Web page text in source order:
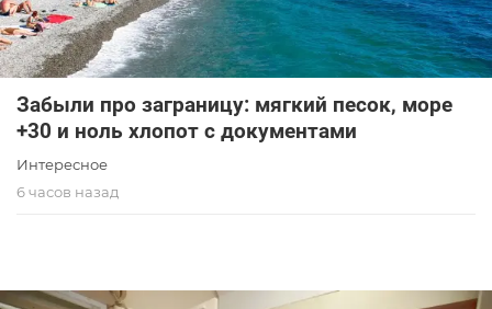
Забыли про заграницу: мягкий песок, море
+30 и ноль хлопот с документами
Интересное
6 часов назад